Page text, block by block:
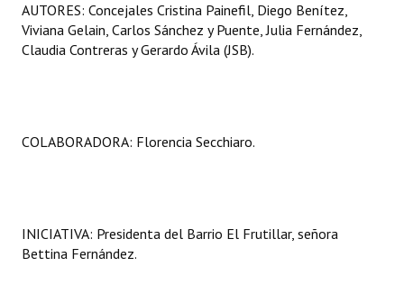
AUTORES: Concejales Cristina Painefil, Diego Benítez,
Viviana Gelain, Carlos Sánchez y Puente, Julia Fernández,
Claudia Contreras y Gerardo Ávila (JSB).
COLABORADORA: Florencia Secchiaro.
INICIATIVA: Presidenta del Barrio El Frutillar, señora
Bettina Fernández.